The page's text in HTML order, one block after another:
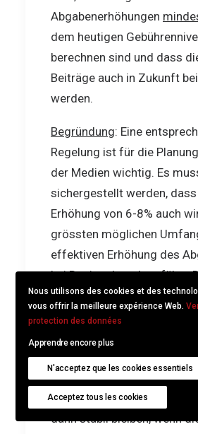
Abgabenerhöhungen
dem heutigen
berechnen sind und dass
Beiträge auch in Zukunft
werden.
Begründung: Eine
Regelung ist für die
der Medien wichtig. Es
sichergestellt werden,
Erhöhung von 6-8% auch
grössten möglichen
effektiven Erhöhung des
bei Regionalsendern führt.
Gebührenniveau muss
bleiben. So dürften zum
Beträge aus den erteilten
für den Zeitraum von 2025
nicht nach unten angepasst
Oder die Abgabenhöhe
dann stabil bleiben, wenn
Nous utilisons des cookies et des
vous offrir la meilleure expérience Web.
protection des données
Apprendre encore plus
N'acceptez que les cookies essentiels
Acceptez tous les cookies